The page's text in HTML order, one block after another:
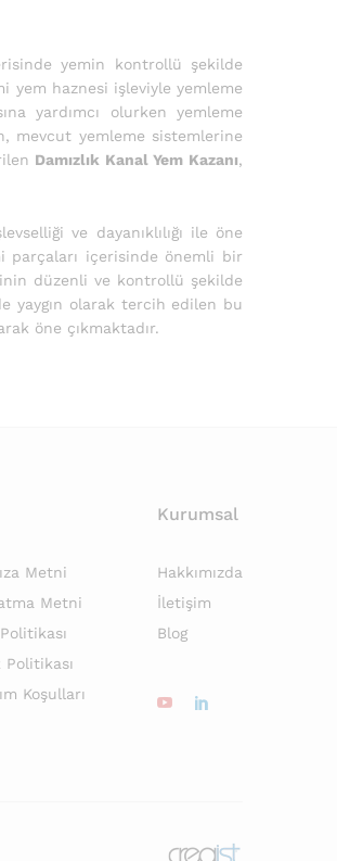
yemin kontrollü şekilde
yem haznesi işleviyle yemleme
yardımcı olurken yemleme
mevcut yemleme sistemlerine
Damızlık Kanal Yem Kazanı,
ve dayanıklılığı ile öne
parçaları içerisinde önemli bir
düzenli ve kontrollü şekilde
yaygın olarak tercih edilen bu
öne çıkmaktadır.
Metni
Metni
Politikası
Koşulları
Kurumsal
Hakkımızda
İletişim
Blog